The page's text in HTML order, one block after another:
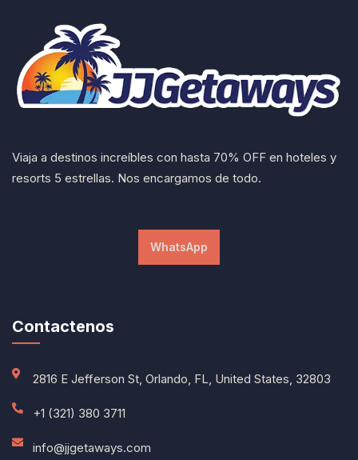
Viaja a destinos increíbles con hasta 70% OFF en hoteles y
resorts 5 estrellas. Nos encargamos de todo.
WhatsApp
Contactenos
2816 E Jefferson St, Orlando, FL, United States, 32803
+1 (321) 380 3711
info@jjgetaways.com